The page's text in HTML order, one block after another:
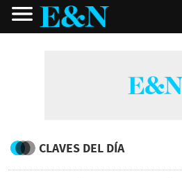
CLAVES DEL DÍA